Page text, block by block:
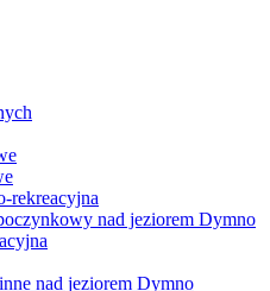
rekreacyjna
nad jeziorem Dymno
nad jeziorem Dymno